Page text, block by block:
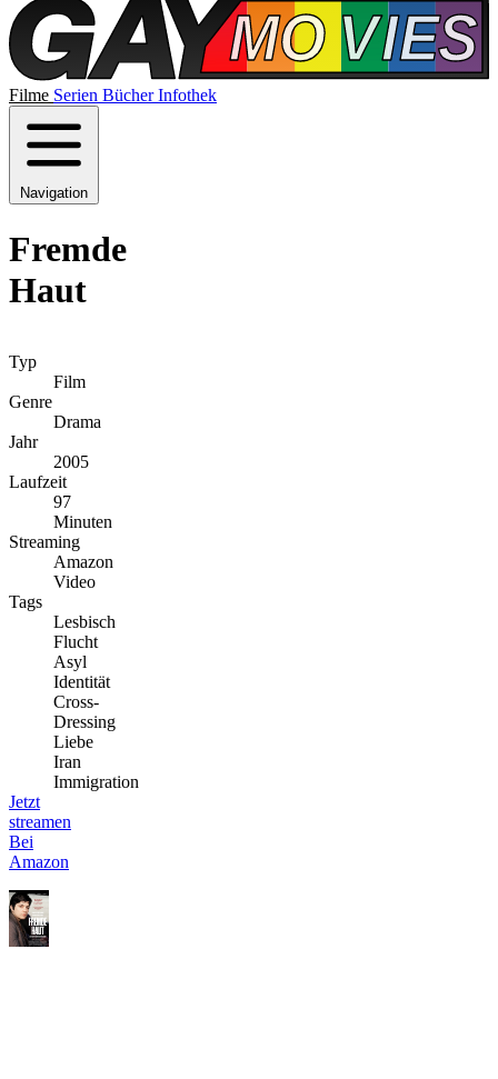
Filme Serien BücherInfothek
Navigation
Fremde
Haut
Typ
Film
Genre
Drama
Jahr
2005
Laufzeit
97
Minuten
Streaming
Amazon
Video
Tags
Lesbisch
Flucht
Asyl
Identität
Cross-
Dressing
Liebe
Iran
Immigration
Jetzt
streamen
Bei
Amazon